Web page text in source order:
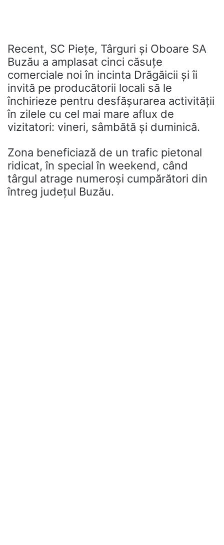
Recent, SC Piețe, Târguri și Oboare SA
Buzău a amplasat cinci căsuțe
comerciale noi în incinta Drăgăicii și îi
invită pe producătorii locali să le
închirieze pentru desfășurarea activității
în zilele cu cel mai mare aflux de
vizitatori: vineri, sâmbătă și duminică.
Zona beneficiază de un trafic pietonal
ridicat, în special în weekend, când
târgul atrage numeroși cumpărători din
întreg județul Buzău.